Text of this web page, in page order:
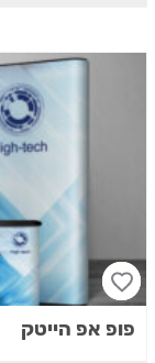
פופ אפ הייטק